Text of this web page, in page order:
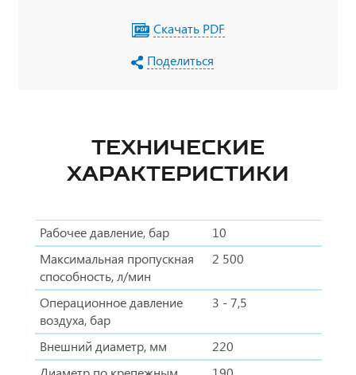
Скачать PDF
Поделиться
ТЕХНИЧЕСКИЕ
ХАРАКТЕРИСТИКИ
Рабочее давление, бар
10
Максимальная пропускная
способность, л/мин
2 500
Операционное давление
воздуха, бар
3 - 7,5
Внешний диаметр, мм
220